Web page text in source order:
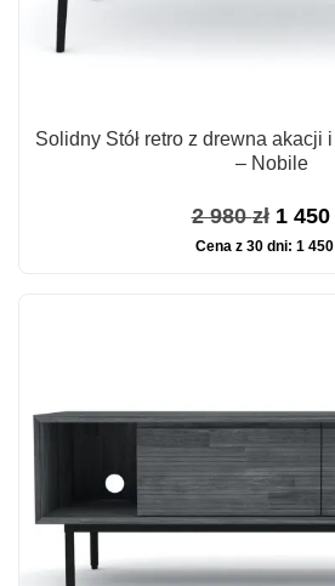
Solidny Stół retro z drewna akacji
– Nobile
2 980zł
cena
1 450
Cena z 30 dni: 1 450